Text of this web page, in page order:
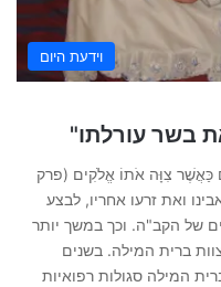
וידעת היום
בשר עורלתו"
כַּאֲשֶׁר צִוָּה אֹתוֹ אֱלֹקִים (פרק
ואת זרעו אחריו, לבצע
של הקב"ה. וכך במשך יותר
ברית המילה. בשנים
המילה סגולות רפואיות